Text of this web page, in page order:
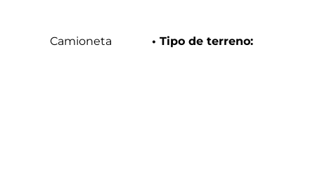
Camioneta • Tipo de terreno: